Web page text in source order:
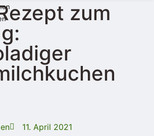
zum
11. April 2021